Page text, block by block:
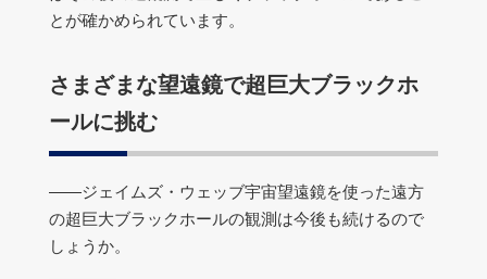
とが確かめられています。
さまざまな望遠鏡で超巨大ブラックホ
ールに挑む
――ジェイムズ・ウェッブ宇宙望遠鏡を使った遠方
の超巨大ブラックホールの観測は今後も続けるので
しょうか。